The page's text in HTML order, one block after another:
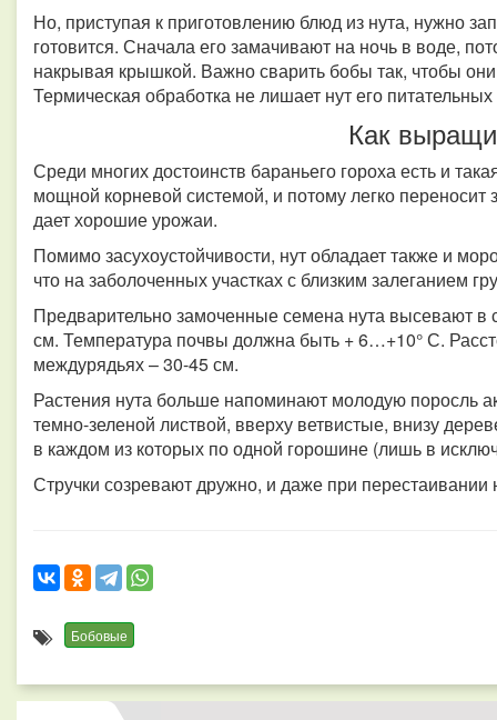
Но, приступая к приготовлению блюд из нута, нужно
готовится. Сначала его замачивают на ночь в воде,
накрывая крышкой. Важно сварить бобы так, чтобы
Термическая обработка не лишает нут его
Как
Среди многих достоинств бараньего гороха есть и
мощной корневой системой, и потому легко переносит
дает хорошие урожаи.
Помимо засухоустойчивости, нут обладает также и
что на заболоченных участках с близким залеганием
Предварительно замоченные семена нута высевают в
см. Температура почвы должна быть + 6…+10° С.
междурядьях – 30-45 см.
Растения нута больше напоминают молодую поросль
темно-зеленой листвой, вверху ветвистые, внизу
в каждом из которых по одной горошине (лишь в
Стручки созревают дружно, и даже при перестаивании
Бобовые